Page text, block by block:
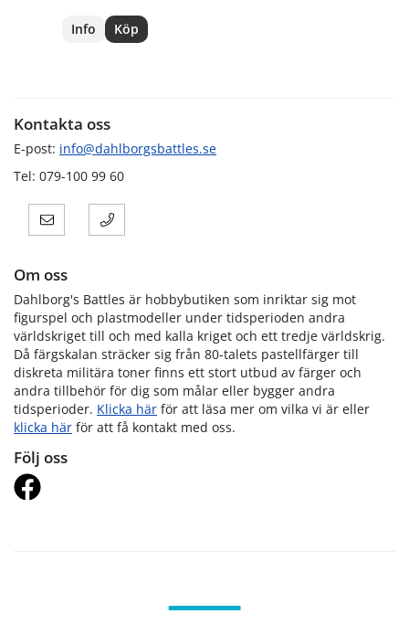
Info Köp
Kontakta oss
E-post: info@dahlborgsbattles.se
Tel: 079-100 99 60
Om oss
Dahlborg's Battles är hobbybutiken som inriktar sig mot
figurspel och plastmodeller under tidsperioden andra
världskriget till och med kalla kriget och ett tredje världskrig.
Då färgskalan sträcker sig från 80-talets pastellfärger till
diskreta militära toner finns ett stort utbud av färger och
andra tillbehör för dig som målar eller bygger andra
tidsperioder. Klicka här för att läsa mer om vilka vi är eller
klicka här för att få kontakt med oss.
Följ oss